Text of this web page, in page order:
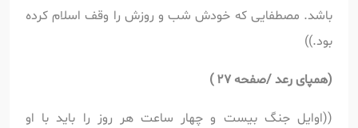
باشد. مصطفایی که خودش شب و روزش را وقف اسلام کرده
بود.))
(همپای رعد /صفحه 27 )
((اوایل جنگ بیست و چهار ساعت هر روز را باید با او